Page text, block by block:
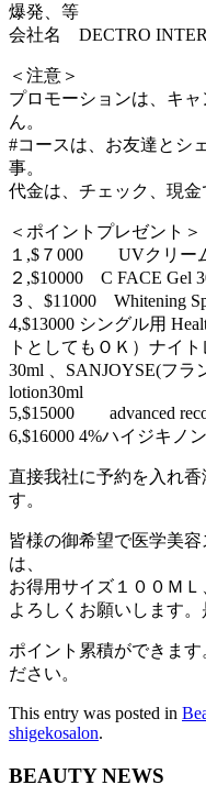
爆発、等
会社名 DECTRO
＜注意＞
プロモーションは、キ
ん。
#コースは、お友達とシ
事。
代金は、チェック、現金
＜ポイントプレゼント＞
１,$７000 UVクリー
２,$10000 C FACE Gel
３、$11000 Whitening
4,$13000 シングル用
トとしてもＯＫ）ナイト
30ml 、SANJOYSE(フラ
lotion30ml
5,$15000 advanced
6,$16000 4%ハイジキノ
直接我社に予約を入れ
す。
皆様の御希望で医学美容
は、
お得用サイズ１００ＭＬ
よろしくお願いします。
ポイント累積ができま
ださい。
This entry was posted in
shigekosalon.
BEAUTY NEWS